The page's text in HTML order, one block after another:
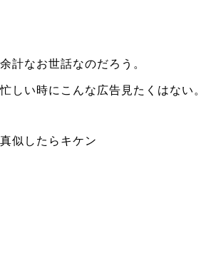
余計なお世話なのだろう。
忙しい時にこんな広告見たくはない。
真似したらキケン